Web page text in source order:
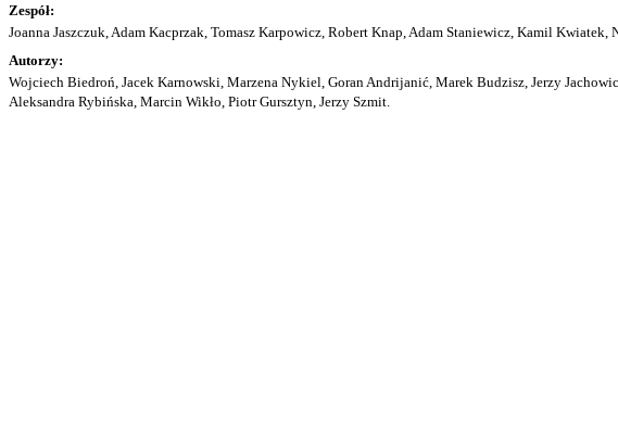
Zespół:
Joanna Jaszczuk, Adam Kacprzak, Tomasz Karpowicz, Robert Knap, Adam Staniewicz, Kamil
Autorzy:
Wojciech Biedroń, Jacek Karnowski, Marzena Nykiel, Goran Andrijanić, Marek Budzisz, Jerzy
Aleksandra Rybińska, Marcin Wikło, Piotr Gursztyn, Jerzy Szmit.